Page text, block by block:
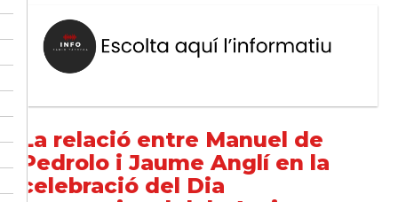
La relació entre Manuel de
Pedrolo i Jaume Anglí en la
celebració del Dia